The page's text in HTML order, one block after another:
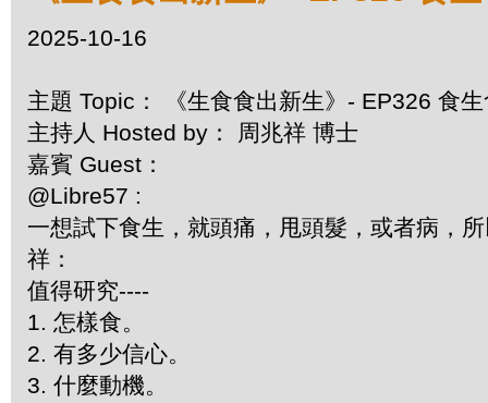
2025-10-16
主題 Topic： 《生食食出新生》- EP326 食
主持人 Hosted by： 周兆祥 博士
嘉賓 Guest：
@Libre57 :
一想試下食生，就頭痛，甩頭髮，或者病，
祥：
值得研究----
1. 怎樣食。
2. 有多少信心。
3. 什麼動機。